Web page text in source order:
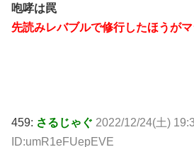
咆哮は罠
先読みレバブルで修行したほうがマ
459: さるじゃぐ 2022/12/24(土)
ID:umR1eFUepEVE